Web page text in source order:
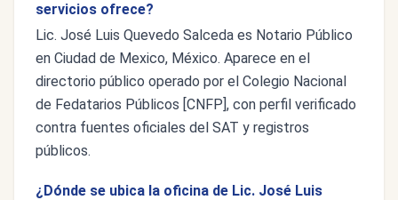
servicios ofrece?
Lic. José Luis Quevedo Salceda es Notario Público
en Ciudad de Mexico, México. Aparece en el
directorio público operado por el Colegio Nacional
de Fedatarios Públicos [CNFP], con perfil verificado
contra fuentes oficiales del SAT y registros
públicos.
¿Dónde se ubica la oficina de Lic. José Luis